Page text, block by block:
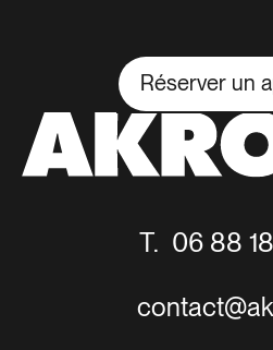
Réserver un
Réserver un
T. 06 88